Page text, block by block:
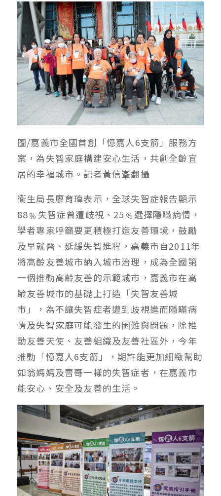
圖/嘉義市全國首創「憶嘉人6支箭」服務方
案，為失智家庭構建安心生活，共創全齡宜
居的幸福城市。記者黃信峯翻攝
衛生局長廖育瑋表示，全球失智症報告顯示
88﹪失智症曾遭歧視、25﹪選擇隱瞞病情，
學者專家呼籲要更積極打造友善環境，鼓勵
及早就醫、延緩失智進程，嘉義市自2011年
將高齡友善城市納入城市治理，成為全國第
一個推動高齡友善的示範城市，嘉義市在高
齡友善城市的基礎上打造「失智友善城
市」，為不讓失智症者遭到歧視進而隱瞞病
情及失智家庭可能發生的困難與問題，除推
動友善天使、友善組織及友善社區外，今年
推動「憶嘉人6支箭」，期許能更加細緻幫助
如翁媽媽及曹哥一樣的失智症者，在嘉義市
能安心、安全及友善的生活。